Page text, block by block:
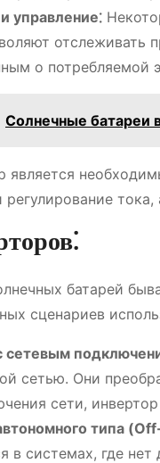
управление⁚
отслеживать
о потребляемой
Солнечные батареи
является
регулирование
батарей
сценариев
сетевым
сетью. Они
сети,
типа
в системах, где